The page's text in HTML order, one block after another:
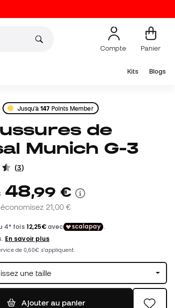
Compte Panier
Kits Blogs
Jusqu'à147 Points Member
Munich G-3
(3)
48,99 €
21,00 €
une taille
Ajouter au panier